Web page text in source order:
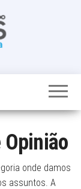
onde damos
assuntos. A